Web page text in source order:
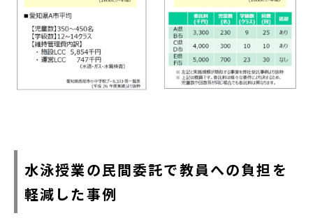
水泳授業の民間委託で教員への負担を
軽減した事例